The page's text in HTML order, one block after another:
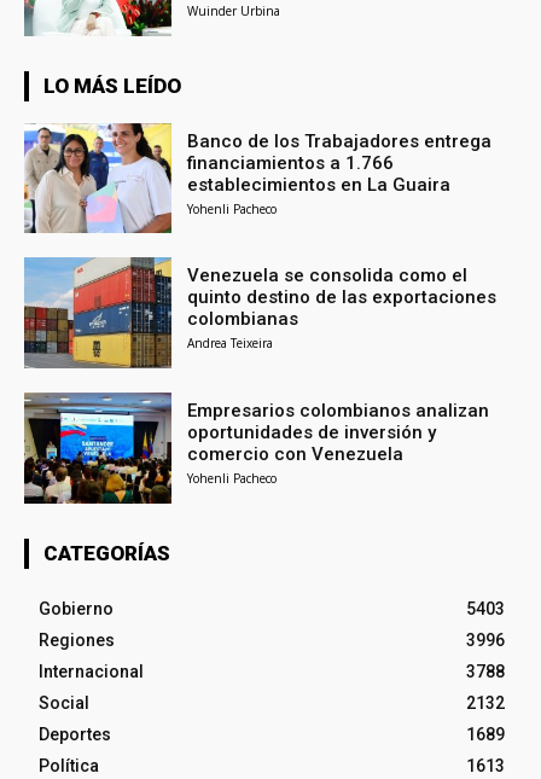
Wuinder Urbina
LO MÁS LEÍDO
Banco de los Trabajadores entrega
financiamientos a 1.766
establecimientos en La Guaira
Yohenli Pacheco
Venezuela se consolida como el
quinto destino de las exportaciones
colombianas
Andrea Teixeira
Empresarios colombianos analizan
oportunidades de inversión y
comercio con Venezuela
Yohenli Pacheco
CATEGORÍAS
Gobierno
5403
Regiones
3996
Internacional
3788
Social
2132
Deportes
1689
Política
1613